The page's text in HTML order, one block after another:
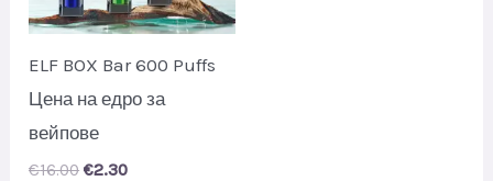
ELF BOX Bar 600 Puffs
Цена на едро за
вейпове
€16.00 Original
€2.30Current